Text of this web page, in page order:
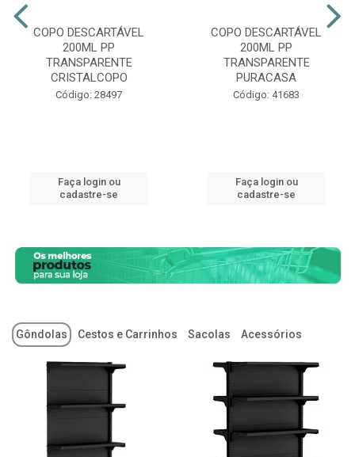
COPO DESCARTÁVEL
200ML PP
TRANSPARENTE
CRISTALCOPO
Código: 28497
Faça login ou
cadastre-se
COPO DESCARTÁVEL
200ML PP
TRANSPARENTE
PURACASA
Código: 41683
Faça login ou
cadastre-se
Gôndolas Cestos e Carrinhos Sacolas Acessórios